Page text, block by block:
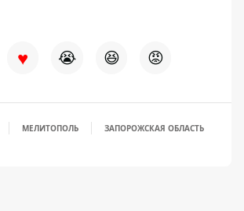
♥ 😭 😆 😡
МЕЛИТОПОЛЬ ЗАПОРОЖСКАЯ ОБЛАСТЬ